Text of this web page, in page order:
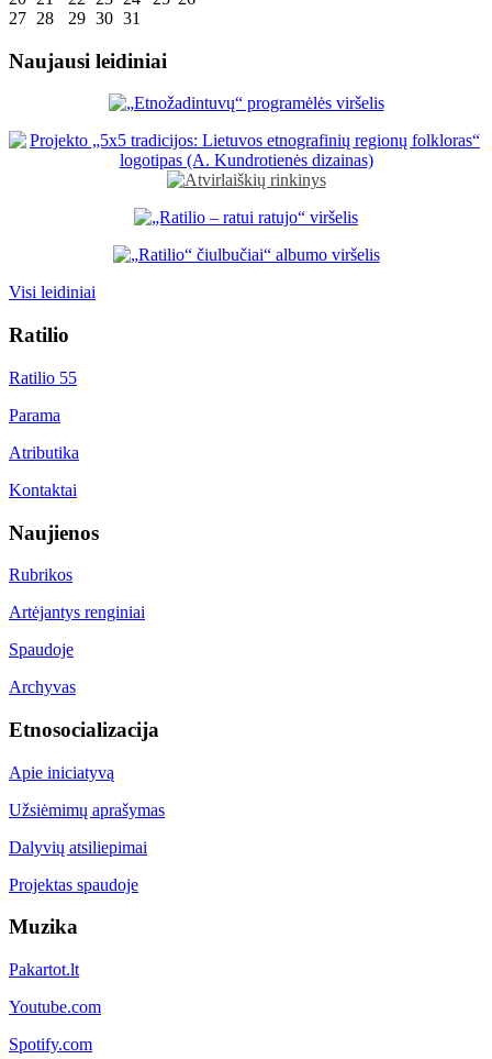
27 28 29 30 31
Naujausi leidiniai
Visi leidiniai
Ratilio
Ratilio 55
Parama
Atributika
Kontaktai
Naujienos
Rubrikos
Artėjantys renginiai
Spaudoje
Archyvas
Etnosocializacija
Apie iniciatyvą
Užsiėmimų aprašymas
Dalyvių atsiliepimai
Projektas spaudoje
Muzika
Pakartot.lt
Youtube.com
Spotify.com